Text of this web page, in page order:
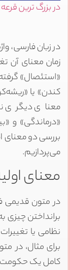
در بزرگ ترین
در زبان فارسی،
زمان معنای آن
«استئصال»
کندن» یا
معنای دیگری
«درماندگی» و
بررسی دو معنای
می‌پردازیم.
معنای
در متون قدیمی
برانداختن چیزی
نظامی یا
برای مثال، در
کامل یک حکومت